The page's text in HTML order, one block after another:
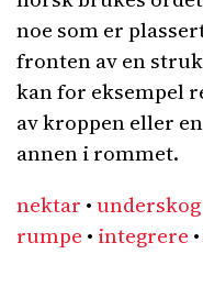
noe som er
fronten av en
kan for eksempel
av kroppen eller
annen i rommet.
nektar •underskog
rumpe • integrere •